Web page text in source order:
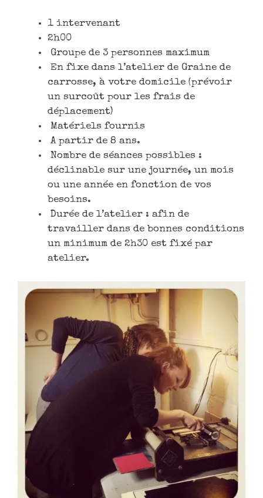
1 intervenant
2h00
Groupe de 3 personnes maximum
En fixe dans l’atelier de Graine de
carrosse, à votre domicile (prévoir
un surcoût pour les frais de
déplacement)
Matériels fournis
A partir de 8 ans.
Nombre de séances possibles :
déclinable sur une journée, un mois
ou une année en fonction de vos
besoins.
Durée de l’atelier : afin de
travailler dans de bonnes conditions
un minimum de 2h30 est fixé par
atelier.